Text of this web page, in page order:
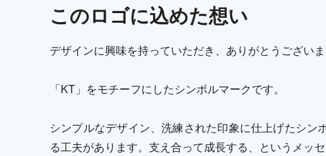
このロゴに込めた想い
デザインに興味を持っていただき、ありがとうございま
「KT」をモチーフにしたシンボルマークです。
シンプルなデザイン、洗練された印象に仕上げたシン
る工夫があります。支え合って成長する、というメッセ